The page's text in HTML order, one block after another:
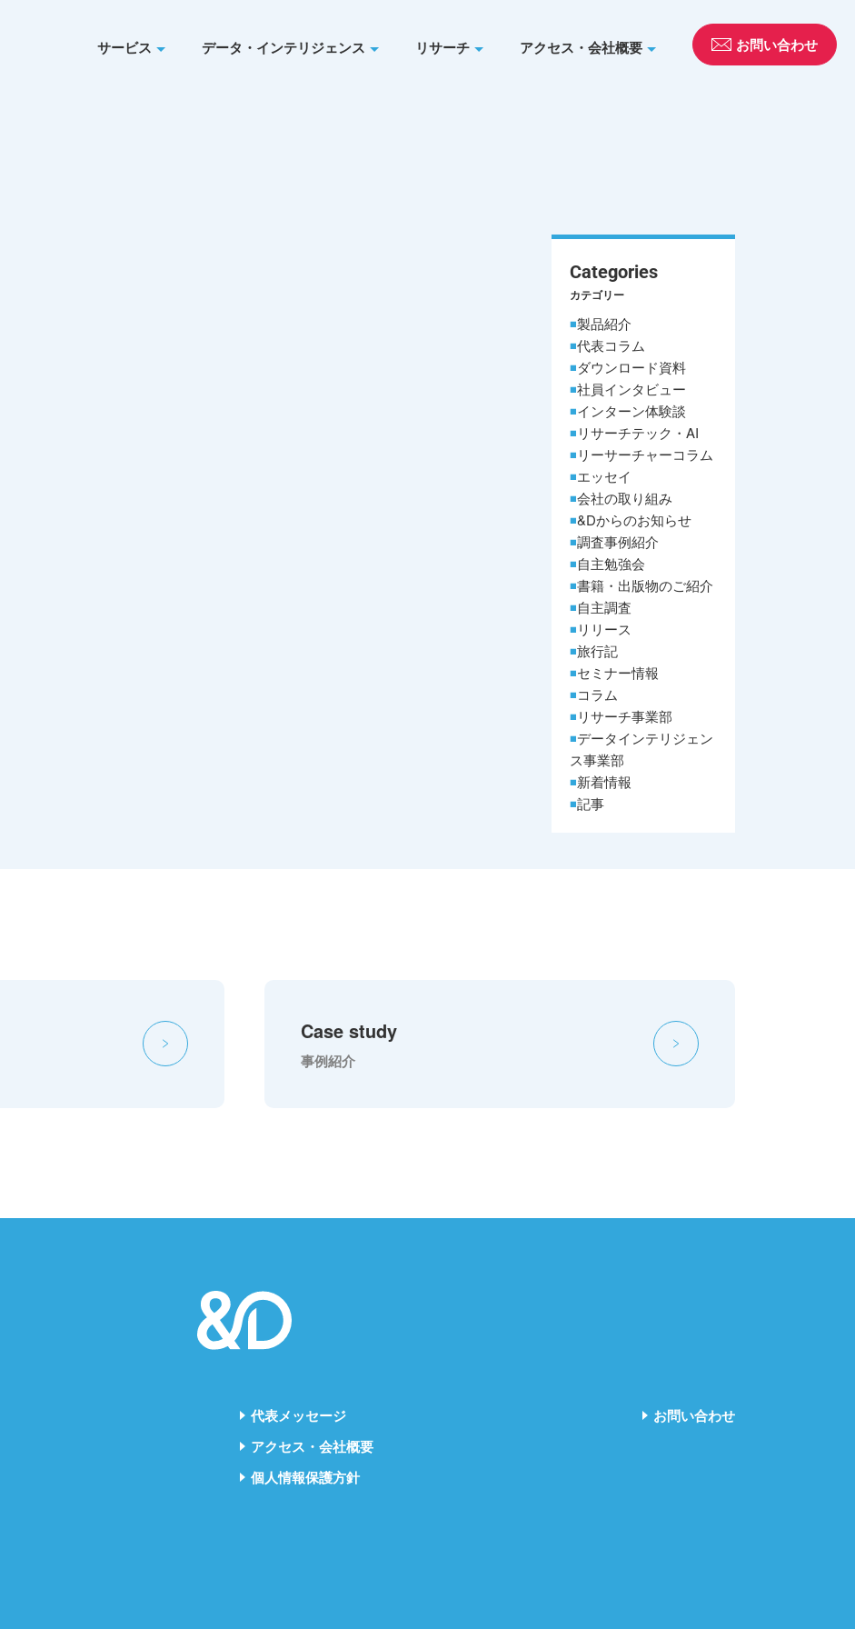
サービス データ・インテリジェンス リサーチ アクセス・会社概要 お問い合わせ
Categories
カテゴリー
製品紹介
代表コラム
ダウンロード資料
社員インタビュー
インターン体験談
リサーチテック・AI
リーサーチャーコラム
エッセイ
会社の取り組み
&Dからのお知らせ
調査事例紹介
自主勉強会
書籍・出版物のご紹介
自主調査
リリース
旅行記
セミナー情報
コラム
リサーチ事業部
データインテリジェン
ス事業部
新着情報
記事
Case study
事例紹介
代表メッセージ
アクセス・会社概要
個人情報保護方針
お問い合わせ